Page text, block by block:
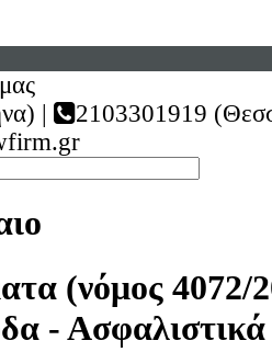
|
2103301919
(νόμος 4072/
-